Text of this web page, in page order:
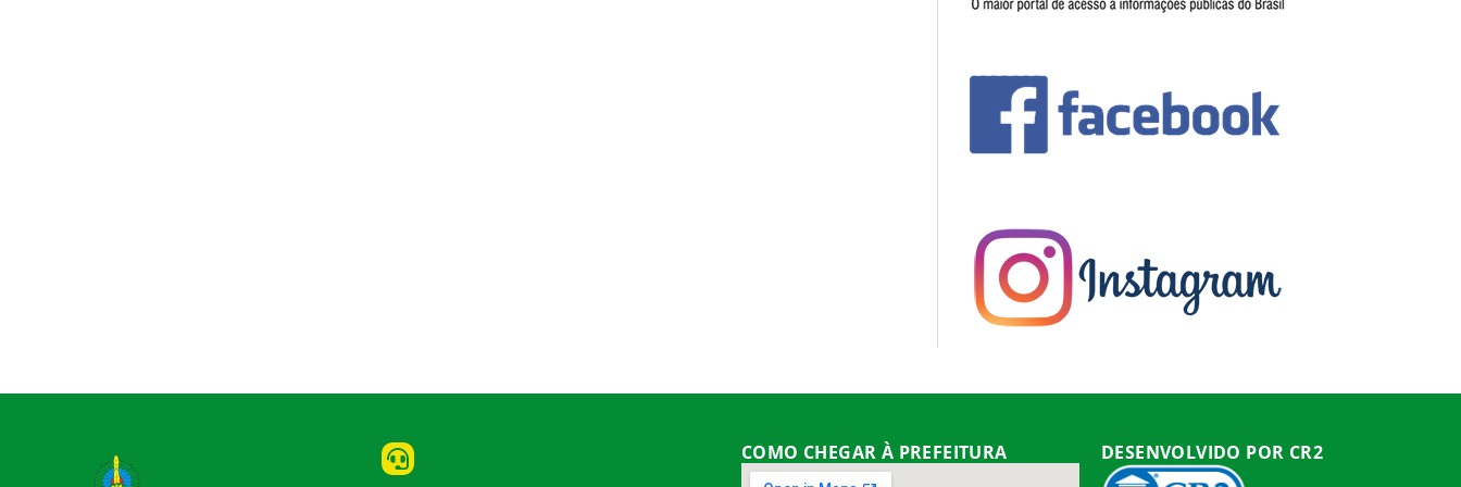
COMO CHEGAR À PREFEITURA DESENVOLVIDO POR CR2